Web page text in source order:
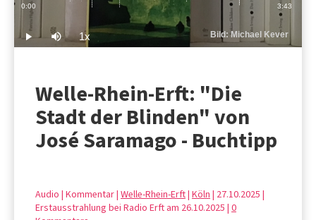
Play Mute 1xPlayback
Rate
Bild: Michael Kever
Current
0:00 Duration
3:43
Welle-Rhein-Erft: "Die
Stadt der Blinden" von
José Saramago - Buchtipp
Audio | Kommentar | Welle-Rhein-Erft| Köln | 27.10.2025 |
Erstausstrahlung bei Radio Erft am 26.10.2025 | 0